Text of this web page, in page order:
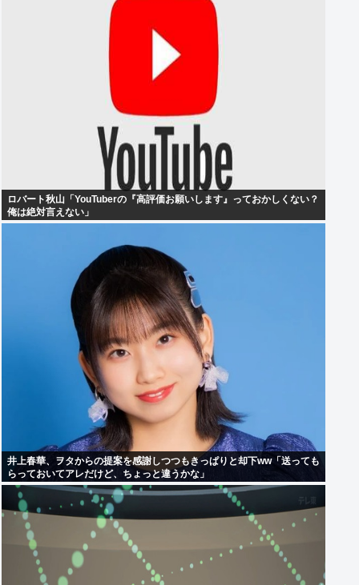
ロバート秋山「YouTuberの『高評価お願いします』っておかしくない？
俺は絶対言えない」
井上春華、ヲタからの提案を感謝しつつもきっぱりと却下ww「送っても
らっておいてアレだけど、ちょっと違うかな」